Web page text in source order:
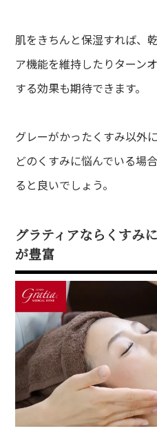
肌をきちんと保湿すれば、
ア機能を維持したりターン
する効果も期待できます。
グレーがかったくすみ以外
どのくすみに悩んでいる場
ると良いでしょう。
グラティアならくすみ
が豊富